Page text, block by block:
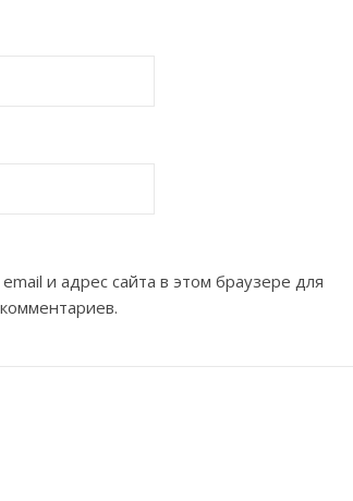
и адрес сайта в этом браузере для